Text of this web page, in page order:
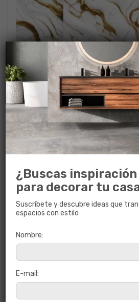
ELDORADO
60 x 60
¿Buscas inspiración
para decorar tu
Suscríbete y descubre ideas que
espacios con estilo
Nombre:
E-mail: